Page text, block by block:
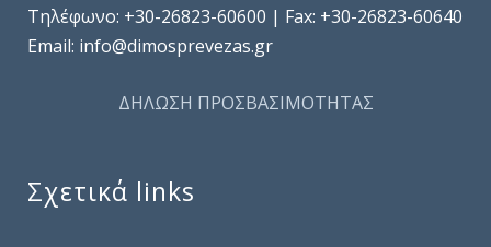
Τηλέφωνo: +30-26823-60600 | Fax: +30-26823-60640
Email: info@dimosprevezas.gr
ΔΗΛΩΣΗ ΠΡΟΣΒΑΣΙΜΟΤΗΤΑΣ
Σχετικά links